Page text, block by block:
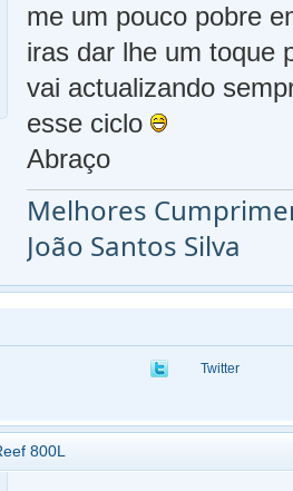
me um pouco pobre
iras dar lhe um toque
vai actualizando
esse ciclo
Abraço
Melhores
João Santos Silva
Twitter
800L